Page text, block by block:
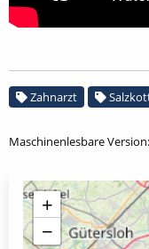
Zahnarzt
Maschinenlesbare Version:
+
−